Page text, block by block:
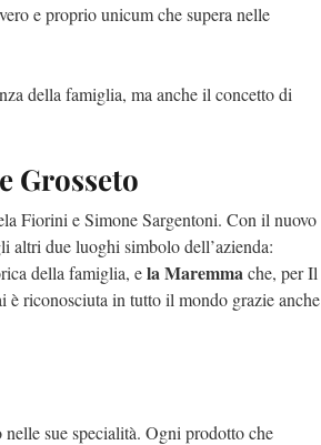
e proprio unicum che supera nelle
della famiglia, ma anche il concetto di
Grosseto
Fiorini e Simone Sargentoni. Con il nuovo
altri due luoghi simbolo dell’azienda:
della famiglia, ela Maremmache, per Il
è riconosciuta in tutto il mondo grazie anche
sue specialità. Ogni prodotto che